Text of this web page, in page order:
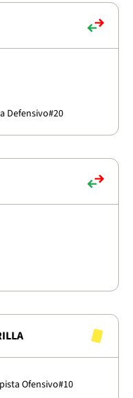
Defensivo#20
Ofensivo#10